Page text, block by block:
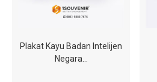
Plakat Kayu Badan Intelijen
Negara…